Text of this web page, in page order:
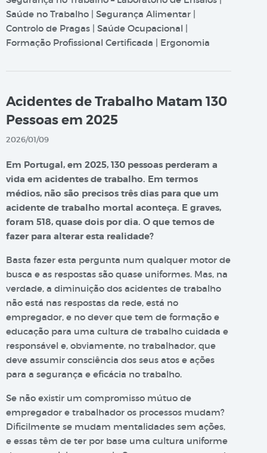
Saúde no Trabalho | Segurança Alimentar |
Controlo de Pragas | Saúde Ocupacional |
Formação Profissional Certificada | Ergonomia
Acidentes de Trabalho Matam 130
Pessoas em 2025
2026/01/09
Em Portugal, em 2025, 130 pessoas perderam a
vida em acidentes de trabalho. Em termos
médios, não são precisos três dias para que um
acidente de trabalho mortal aconteça. E graves,
foram 518, quase dois por dia. O que temos de
fazer para alterar esta realidade?
Basta fazer esta pergunta num qualquer motor de
busca e as respostas são quase uniformes. Mas, na
verdade, a diminuição dos acidentes de trabalho
não está nas respostas da rede, está no
empregador, e no dever que tem de formação e
educação para uma cultura de trabalho cuidada e
responsável e, obviamente, no trabalhador, que
deve assumir consciência dos seus atos e ações
para a segurança e eficácia no trabalho.
Se não existir um compromisso mútuo de
empregador e trabalhador os processos mudam?
Dificilmente se mudam mentalidades sem ações,
e essas têm de ter por base uma cultura uniforme